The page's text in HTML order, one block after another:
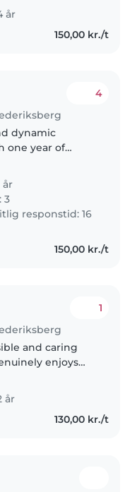
babysitting
days per week
I'm
år
150,00 kr./t
4
dynamic
one year of
and I offer
as drawing,
help. I’m
år
3
responstid: 16
150,00 kr./t
1
and caring
enjoys
a safe, calm
where
listened..
år
130,00 kr./t